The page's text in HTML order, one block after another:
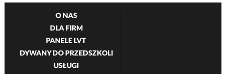
O NAS
DLA FIRM
PANELE LVT
DYWANY DO PRZEDSZKOLI
USŁUGI